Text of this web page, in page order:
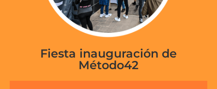
Fiesta inauguración de
Método42